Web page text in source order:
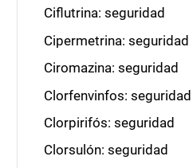
Ciflutrina: seguridad
Cipermetrina: seguridad
Ciromazina: seguridad
Clorfenvinfos: seguridad
Clorpirifós: seguridad
Clorsulón: seguridad